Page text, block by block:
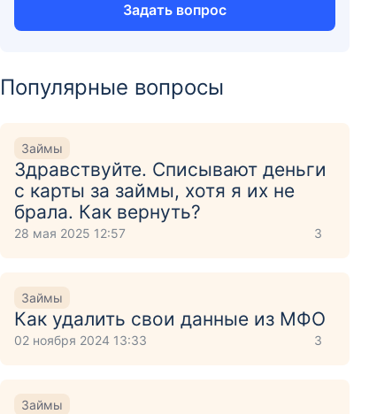
Задать вопрос
Популярные вопросы
Займы
Здравствуйте. Списывают деньги
с карты за займы, хотя я их не
брала. Как вернуть?
28 мая 2025 12:57 3
Займы
Как удалить свои данные из МФО
02 ноября 2024 13:33 3
Займы